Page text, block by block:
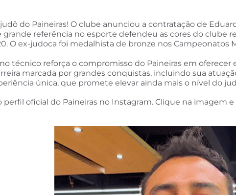
do Paineiras! O clube anunciou a contratação de
referência no esporte defendeu as cores do clube
O ex-judoca foi medalhista de bronze nos Campeonatos
técnico reforça o compromisso do Paineiras em
marcada por grandes conquistas, incluindo sua
única, que promete elevar ainda mais o nível do
oficial do Paineiras no Instagram. Clique na imagem e